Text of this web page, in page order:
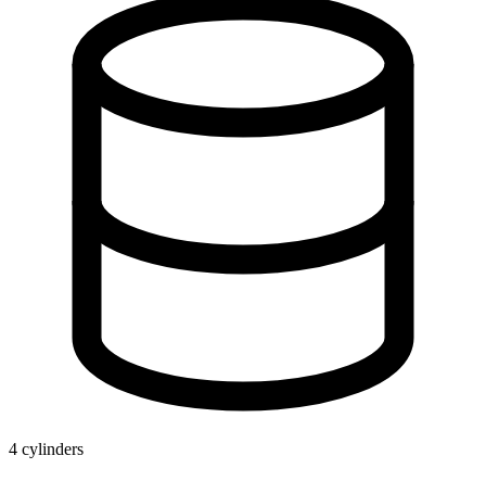
4 cylinders